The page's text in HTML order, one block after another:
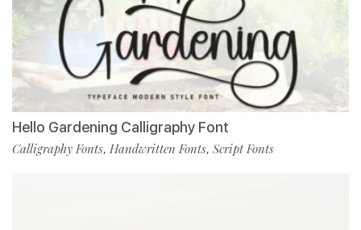
Hello Gardening Calligraphy Font
Calligraphy Fonts, Handwritten Fonts, Script Fonts